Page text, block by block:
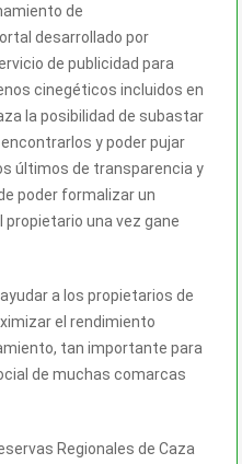
de
desarrollado por
de publicidad para
cinegéticos incluidos en
la posibilidad de subastar
y poder pujar
últimos de transparencia y
poder formalizar un
una vez gane
a los propietarios de
el rendimiento
tan importante para
de muchas comarcas
Regionales de Caza